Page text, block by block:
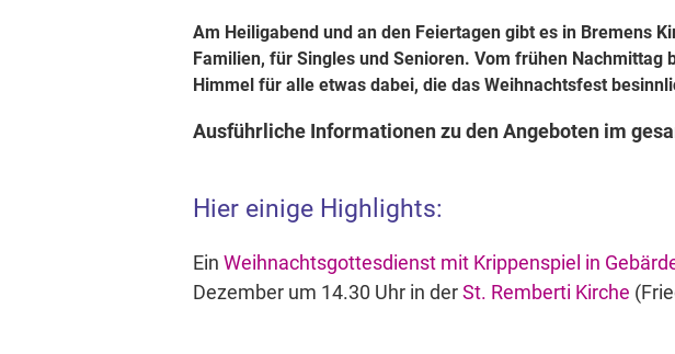
Am Heiligabend und an den Feiertagen gibt es in Bremens
Familien, für Singles und Senioren. Vom frühen
Himmel für alle etwas dabei, die das Weihnachtsfest
Ausführliche Informationen zu den Angeboten im
Hier einige Highlights:
Ein Weihnachtsgottesdienst mit Krippenspiel in
Dezember um 14.30 Uhr in derSt. Remberti Kirche